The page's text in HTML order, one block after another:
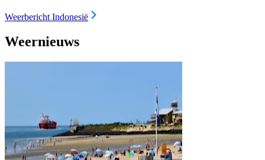
Weerbericht Indonesië
Weernieuws